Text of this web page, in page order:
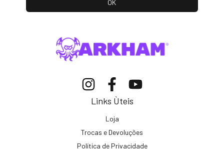
Links Ùteis
Loja
Trocas e Devoluções
Política de Privacidade